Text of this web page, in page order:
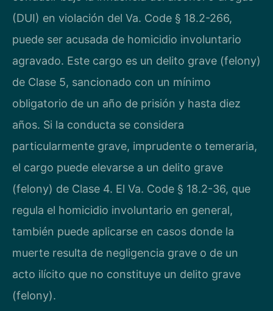
(DUI) en violación del Va. Code § 18.2-266,
puede ser acusada de homicidio involuntario
agravado. Este cargo es un delito grave (felony)
de Clase 5, sancionado con un mínimo
obligatorio de un año de prisión y hasta diez
años. Si la conducta se considera
particularmente grave, imprudente o temeraria,
el cargo puede elevarse a un delito grave
(felony) de Clase 4. El Va. Code § 18.2-36, que
regula el homicidio involuntario en general,
también puede aplicarse en casos donde la
muerte resulta de negligencia grave o de un
acto ilícito que no constituye un delito grave
(felony).